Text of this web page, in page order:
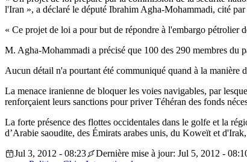
l'Iran », a déclaré le député Ibrahim Agha-Mohammadi, cité
« Ce projet de loi a pour but de répondre à l'embargo
M. Agha-Mohammadi a précisé que 100 des 290 membres du
Aucun détail n'a pourtant été communiqué quand à la
La menace iranienne de bloquer les voies navigables, par
renforçaient leurs sanctions pour priver Téhéran des fonds
La forte présence des flottes occidentales dans le golfe et la
d’Arabie saoudite, des Émirats arabes unis, du Koweït et
Jul 3, 2012 - 08:23
Dernière mise à jour: Jul 5, 2012 -